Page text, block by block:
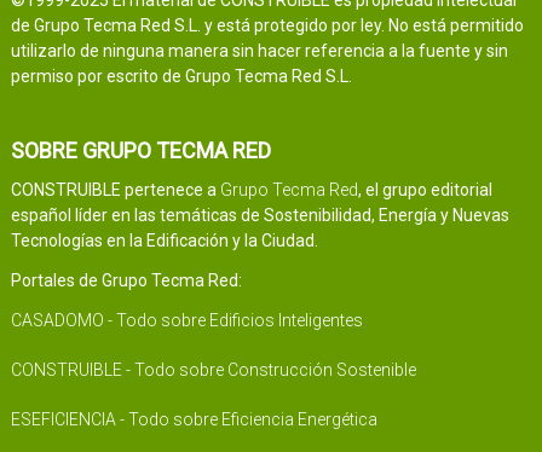
de Grupo Tecma Red S.L. y está protegido por ley. No está permitido
utilizarlo de ninguna manera sin hacer referencia a la fuente y sin
permiso por escrito de Grupo Tecma Red S.L.
SOBRE GRUPO TECMA RED
CONSTRUIBLE pertenece a Grupo Tecma Red, el grupo editorial
español líder en las temáticas de Sostenibilidad, Energía y Nuevas
Tecnologías en la Edificación y la Ciudad.
Portales de Grupo Tecma Red:
CASADOMO - Todo sobre Edificios Inteligentes
CONSTRUIBLE - Todo sobre Construcción Sostenible
ESEFICIENCIA - Todo sobre Eficiencia Energética